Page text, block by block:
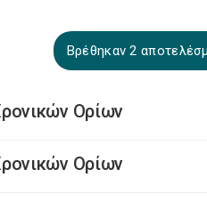
Βρέθηκαν 2
Ορίων
Ορίων